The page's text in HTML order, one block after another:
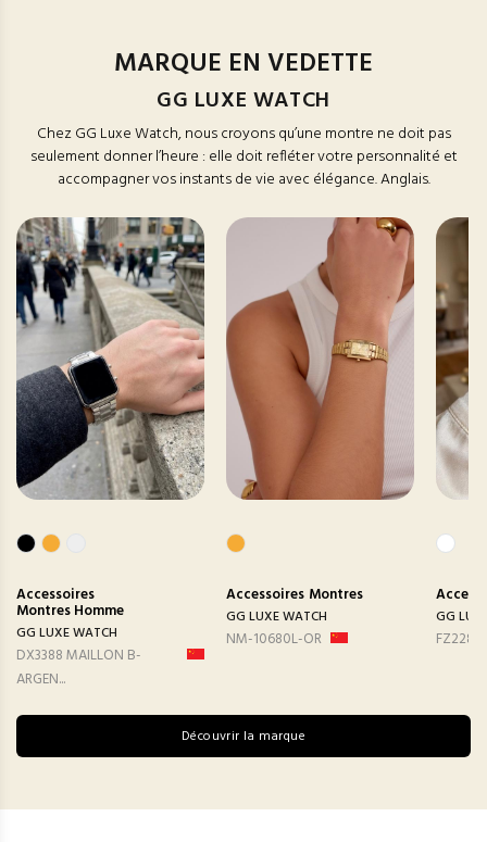
MARQUE EN VEDETTE
GG LUXE WATCH
Chez GG Luxe Watch, nous croyons qu’une montre ne doit pas
seulement donner l’heure : elle doit refléter votre personnalité et
accompagner vos instants de vie avec élégance. Anglais.
Accessoires
Montres Homme
GG LUXE WATCH
DX3388 MAILLON B-
ARGEN...
Accessoires Montres
GG LUXE WATCH
NM-10680L-OR
GG
FZ2282
Découvrir la marque